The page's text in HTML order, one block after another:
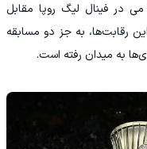
می‌کند. این تیم انگلیسی روز ۲۷ می در فینال لیگ روپا مقابل
رقابت‌ها، به جز دو مسابقه
به میدان رفته است.